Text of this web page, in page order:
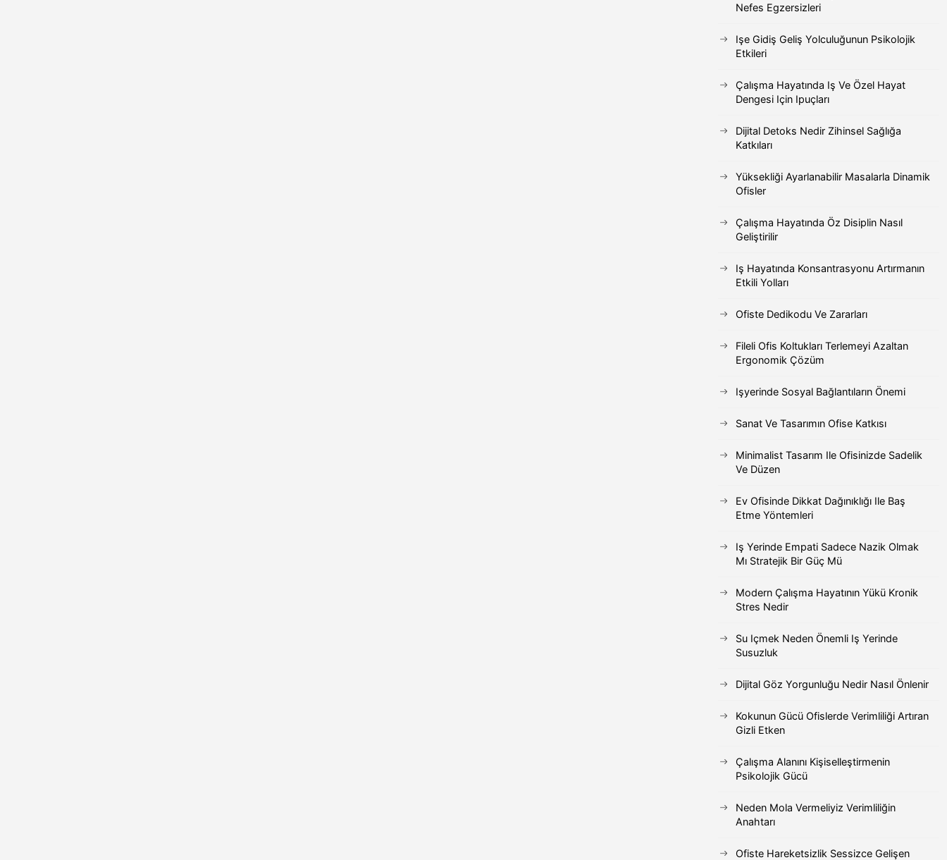
Nefes Egzersizleri
Işe Gidiş Geliş Yolculuğunun Psikolojik
Etkileri
Çalışma Hayatında Iş Ve Özel Hayat
Dengesi Için Ipuçları
Dijital Detoks Nedir Zihinsel Sağlığa
Katkıları
Yüksekliği Ayarlanabilir Masalarla Dinamik
Ofisler
Çalışma Hayatında Öz Disiplin Nasıl
Geliştirilir
Iş Hayatında Konsantrasyonu Artırmanın
Etkili Yolları
Ofiste Dedikodu Ve Zararları
Fileli Ofis Koltukları Terlemeyi Azaltan
Ergonomik Çözüm
Işyerinde Sosyal Bağlantıların Önemi
Sanat Ve Tasarımın Ofise Katkısı
Minimalist Tasarım Ile Ofisinizde Sadelik
Ve Düzen
Ev Ofisinde Dikkat Dağınıklığı Ile Baş
Etme Yöntemleri
Iş Yerinde Empati Sadece Nazik Olmak
Mı Stratejik Bir Güç Mü
Modern Çalışma Hayatının Yükü Kronik
Stres Nedir
Su Içmek Neden Önemli Iş Yerinde
Susuzluk
Dijital Göz Yorgunluğu Nedir Nasıl Önlenir
Kokunun Gücü Ofislerde Verimliliği Artıran
Gizli Etken
Çalışma Alanını Kişiselleştirmenin
Psikolojik Gücü
Neden Mola Vermeliyiz Verimliliğin
Anahtarı
Ofiste Hareketsizlik Sessizce Gelişen